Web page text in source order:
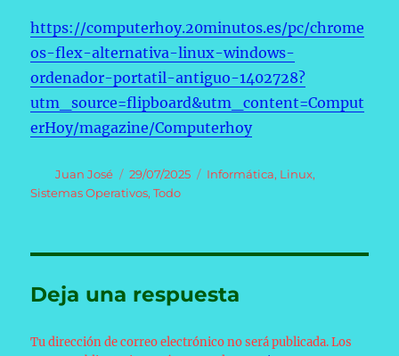
https://computerhoy.20minutos.es/pc/chrome
os-flex-alternativa-linux-windows-
ordenador-portatil-antiguo-1402728?
utm_source=flipboard&utm_content=Comput
erHoy/magazine/Computerhoy
Autor
Juan José
Publicado
el
29/07/2025 Categorías
Informática, Linux,
Sistemas Operativos,Todo
Deja una respuesta
Tu dirección de correo electrónico no será publicada. Los